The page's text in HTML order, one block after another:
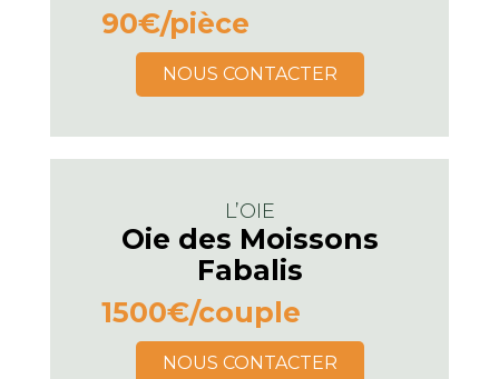
90€/pièce
NOUS CONTACTER
L’OIE
Oie des Moissons
Fabalis
1500€/couple
NOUS CONTACTER